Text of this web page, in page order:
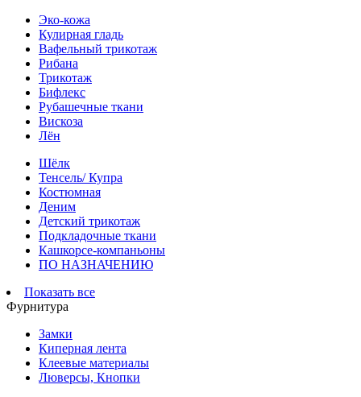
Эко-кожа
Кулирная гладь
Вафельный трикотаж
Рибана
Трикотаж
Бифлекс
Рубашечные ткани
Вискоза
Лён
Шёлк
Тенсель/ Купра
Костюмная
Деним
Детский трикотаж
Подкладочные ткани
Кашкорсе-компаньоны
ПО НАЗНАЧЕНИЮ
Показать все
Фурнитура
Замки
Киперная лента
Клеевые материалы
Люверсы, Кнопки